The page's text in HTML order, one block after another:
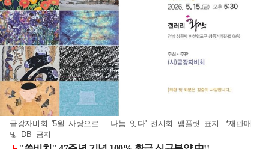
금강자비회 '5월 사랑으로… 나눔 잇다' 전시회 팸플릿 표지. *재판매
및 DB 금지